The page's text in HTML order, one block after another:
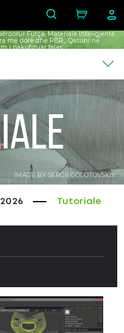
Furça, Materiale Inteligjente
me dorë dhe PBR , Qasuni në
i pakufizuar falas.
IMAGE BY SERGII GOLOTOVSKIY
Tutoriale